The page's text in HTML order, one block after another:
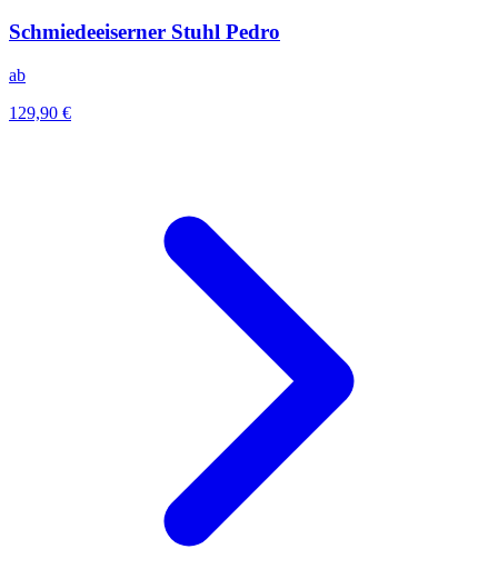
Schmiedeeiserner Stuhl Pedro
ab
129,90 €